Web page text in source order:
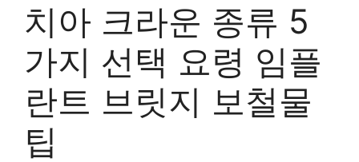
치아 크라운 종류 5
가지 선택 요령 임플
란트 브릿지 보철물
팁